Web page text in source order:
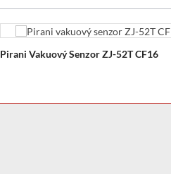
Pirani Vakuový Senzor ZJ-52T CF16